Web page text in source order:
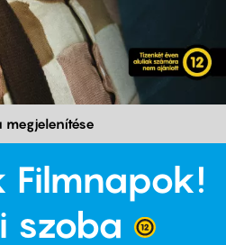
megjelenítése
Filmnapok!
szoba